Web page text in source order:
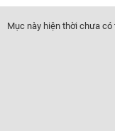
Tất cả
Mục này hiện thời chưa có